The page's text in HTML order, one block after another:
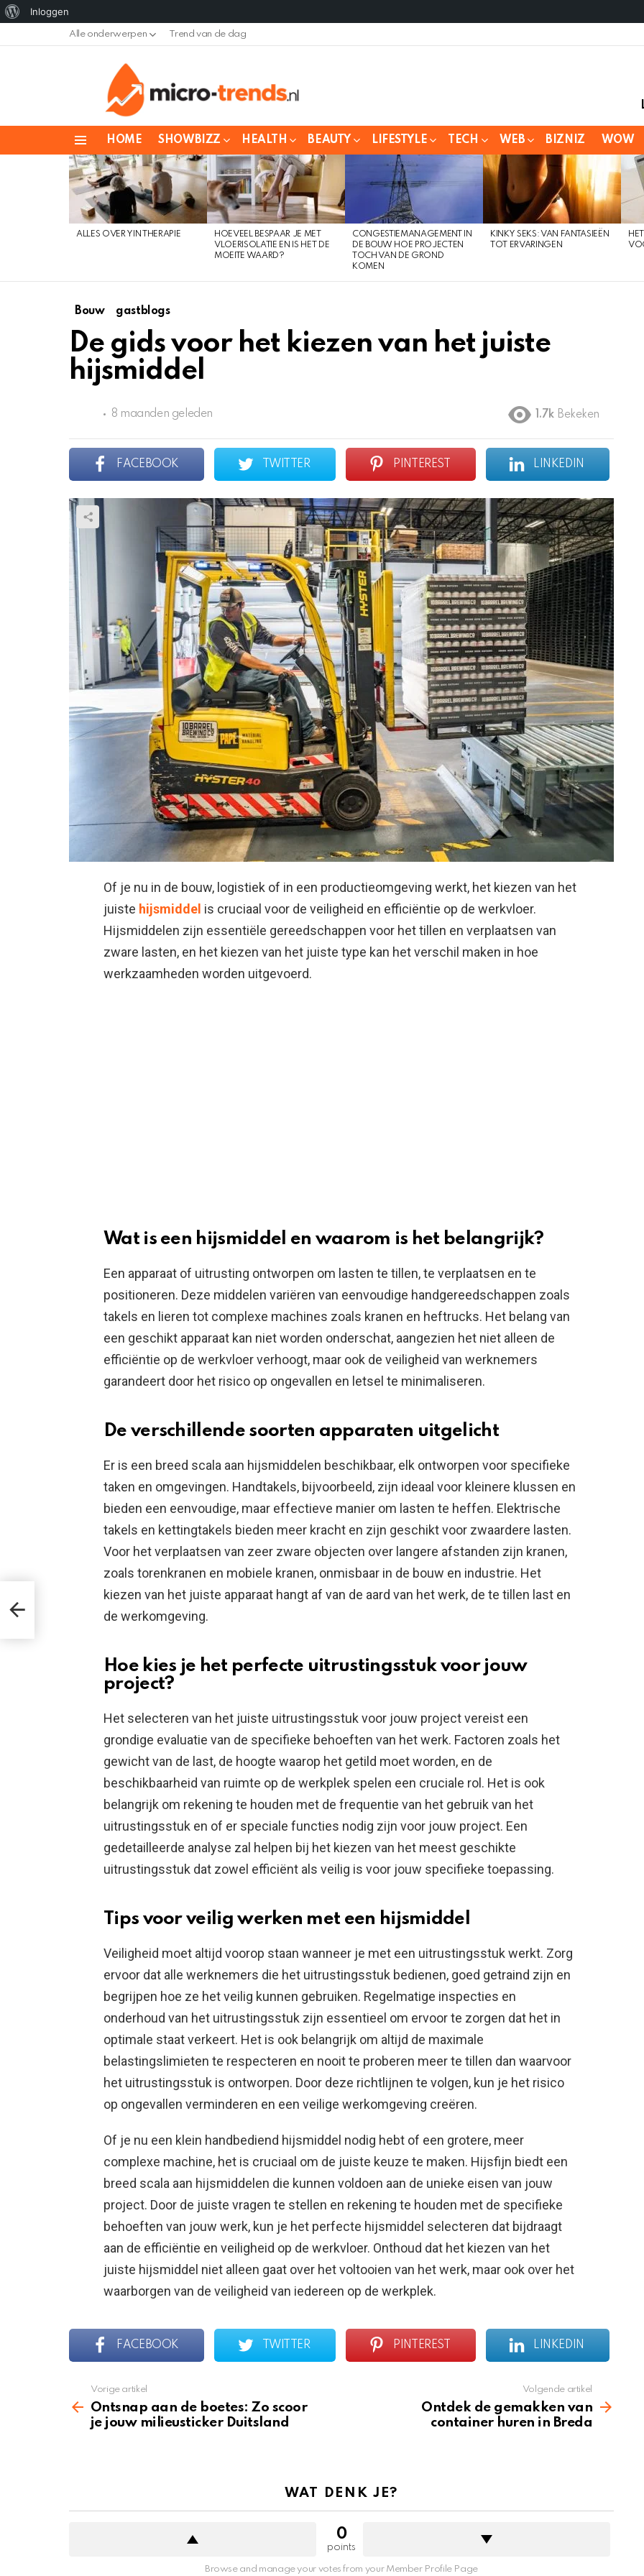
Alle onderwerpen Trend van de dag
HOME SHOWBIZZ HEALTH BEAUTY LIFESTYLE TECH WEB BIZNIZ WOW
LAATSTE
TRENDS
ALLES OVER YIN THERAPIE
HOEVEEL BESPAAR JE MET
VLOERISOLATIE EN IS HET DE
MOEITE WAARD?
CONGESTIEMANAGEMENT IN
DE BOUW HOE PROJECTEN
TOCH VAN DE GROND
KOMEN
KINKY SEKS: VAN FANTASIEËN
TOT ERVARINGEN
Bouw gastblogs
De gids voor het kiezen van het juiste
hijsmiddel
8 maanden geleden 1.7k Bekeken
FACEBOOK TWITTER PINTEREST LINKEDIN
Of je nu in de bouw, logistiek of in een productieomgeving werkt, het kiezen van het
juiste hijsmiddel is cruciaal voor de veiligheid en efficiëntie op de werkvloer.
Hijsmiddelen zijn essentiële gereedschappen voor het tillen en verplaatsen van
zware lasten, en het kiezen van het juiste type kan het verschil maken in hoe
werkzaamheden worden uitgevoerd.
Wat is een hijsmiddel en waarom is het belangrijk?
Een apparaat of uitrusting ontworpen om lasten te tillen, te verplaatsen en te
positioneren. Deze middelen variëren van eenvoudige handgereedschappen zoals
takels en lieren tot complexe machines zoals kranen en heftrucks. Het belang van
een geschikt apparaat kan niet worden onderschat, aangezien het niet alleen de
efficiëntie op de werkvloer verhoogt, maar ook de veiligheid van werknemers
garandeert door het risico op ongevallen en letsel te minimaliseren.
De verschillende soorten apparaten uitgelicht
Er is een breed scala aan hijsmiddelen beschikbaar, elk ontworpen voor specifieke
taken en omgevingen. Handtakels, bijvoorbeeld, zijn ideaal voor kleinere klussen en
bieden een eenvoudige, maar effectieve manier om lasten te heffen. Elektrische
takels en kettingtakels bieden meer kracht en zijn geschikt voor zwaardere lasten.
Voor het verplaatsen van zeer zware objecten over langere afstanden zijn kranen,
zoals torenkranen en mobiele kranen, onmisbaar in de bouw en industrie. Het
kiezen van het juiste apparaat hangt af van de aard van het werk, de te tillen last en
de werkomgeving.
Hoe kies je het perfecte uitrustingsstuk voor jouw
project?
Het selecteren van het juiste uitrustingsstuk voor jouw project vereist een
grondige evaluatie van de specifieke behoeften van het werk. Factoren zoals het
gewicht van de last, de hoogte waarop het getild moet worden, en de
beschikbaarheid van ruimte op de werkplek spelen een cruciale rol. Het is ook
belangrijk om rekening te houden met de frequentie van het gebruik van het
uitrustingsstuk en of er speciale functies nodig zijn voor jouw project. Een
gedetailleerde analyse zal helpen bij het kiezen van het meest geschikte
uitrustingsstuk dat zowel efficiënt als veilig is voor jouw specifieke toepassing.
Tips voor veilig werken met een hijsmiddel
Veiligheid moet altijd voorop staan wanneer je met een uitrustingsstuk werkt. Zorg
ervoor dat alle werknemers die het uitrustingsstuk bedienen, goed getraind zijn en
begrijpen hoe ze het veilig kunnen gebruiken. Regelmatige inspecties en
onderhoud van het uitrustingsstuk zijn essentieel om ervoor te zorgen dat het in
optimale staat verkeert. Het is ook belangrijk om altijd de maximale
belastingslimieten te respecteren en nooit te proberen meer te tillen dan waarvoor
het uitrustingsstuk is ontworpen. Door deze richtlijnen te volgen, kun je het risico
op ongevallen verminderen en een veilige werkomgeving creëren.
Of je nu een klein handbediend hijsmiddel nodig hebt of een grotere, meer
complexe machine, het is cruciaal om de juiste keuze te maken. Hijsfijn biedt een
breed scala aan hijsmiddelen die kunnen voldoen aan de unieke eisen van jouw
project. Door de juiste vragen te stellen en rekening te houden met de specifieke
behoeften van jouw werk, kun je het perfecte hijsmiddel selecteren dat bijdraagt
aan de efficiëntie en veiligheid op de werkvloer. Onthoud dat het kiezen van het
juiste hijsmiddel niet alleen gaat over het voltooien van het werk, maar ook over het
waarborgen van de veiligheid van iedereen op de werkplek.
FACEBOOK TWITTER PINTEREST LINKEDIN
more
Vorige artikel
Ontsnap aan de boetes: Zo scoor
je jouw milieusticker Duitsland
Volgende artikel
Ontdek de gemakken van
container huren in Breda
WAT DENK JE?
0
points
Browse and manage your votes from your Member Profile Page
Over
Inloggen